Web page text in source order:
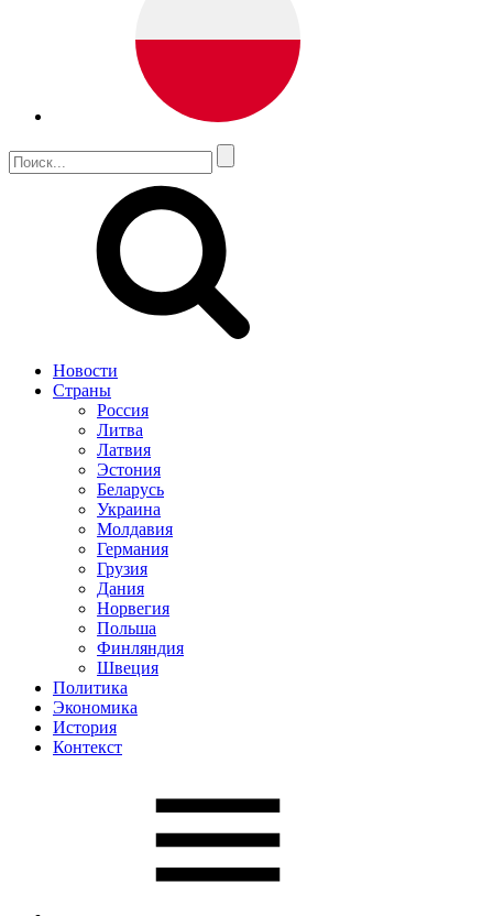
Новости
Страны
Россия
Литва
Латвия
Эстония
Беларусь
Украина
Молдавия
Германия
Грузия
Дания
Норвегия
Польша
Финляндия
Швеция
Политика
Экономика
История
Контекст